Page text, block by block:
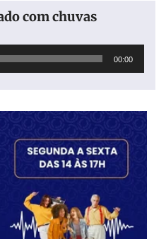
com chuvas
00:00